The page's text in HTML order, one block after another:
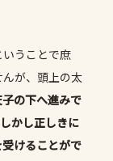
いうことで庶
が、頭上の太
子の下へ進みで
かし正しきに
けることがで